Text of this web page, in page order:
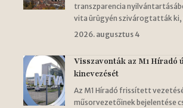
transzparencia
vita ürügyén szivárogtatták
2026. augusztus 4
Visszavonták az M1 Híradó
kinevezését
Az M1 Híradó frissített
műsorvezetőinek bejelentése